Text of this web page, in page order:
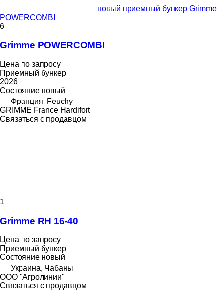
новый приемный бункер Grimme
POWERCOMBI
6
Grimme POWERCOMBI
Цена по запросу
Приемный бункер
2026
Состояние новый
Франция, Feuchy
GRIMME France Hardifort
Связаться с продавцом
1
Grimme RH 16-40
Цена по запросу
Приемный бункер
Состояние новый
Украина, Чабаны
ООО "Агролинии"
Связаться с продавцом